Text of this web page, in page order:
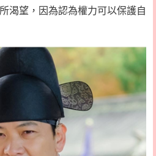
渴望，因為認為權力可以保護自